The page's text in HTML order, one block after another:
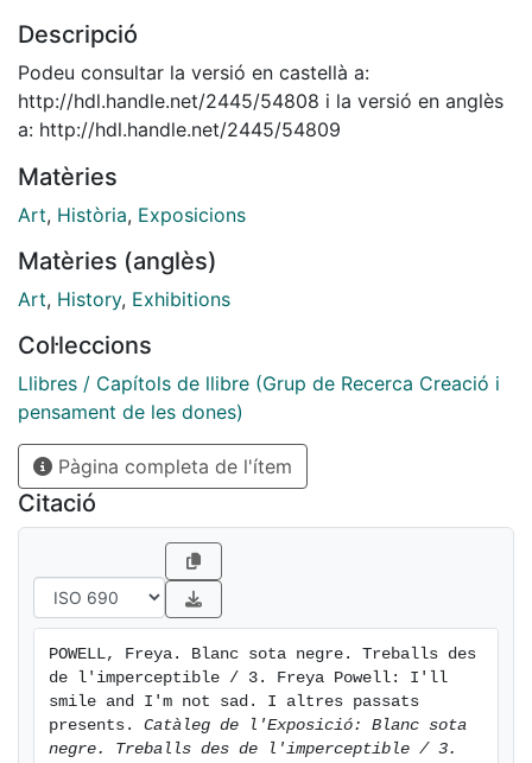
condemnats a mort nordamericans, la memòria de la
Segona Guerra Mundial, la de l'artista pròpia i els
diferents mapes del món sota la història colonial. És
un fil que pregunta pel nostre vincle no només amb les
volem recollir i rebre.
Descripció
Podeu consultar la versió en castellà a:
http://hdl.handle.net/2445/54808 i la versió en anglès
a: http://hdl.handle.net/2445/54809
Matèries
Art, Història, Exposicions
Matèries (anglès)
Art, History, Exhibitions
Col·leccions
Llibres / Capítols de llibre (Grup de Recerca Creació i
pensament de les dones)
Pàgina completa de l'ítem
Citació
POWELL, Freya. Blanc sota negre. Treballs des
de l'imperceptible / 3. Freya Powell: I'll
smile and I'm not sad. I altres passats
presents. Catàleg de l'Exposició: Blanc sota
negre. Treballs des de l'imperceptible / 3.